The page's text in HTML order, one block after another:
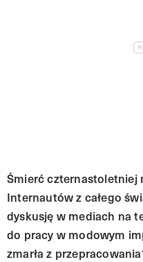
Śmierć czternastoletniej
Internautów z całego
dyskusję w mediach na
do pracy w modowym
zmarła z